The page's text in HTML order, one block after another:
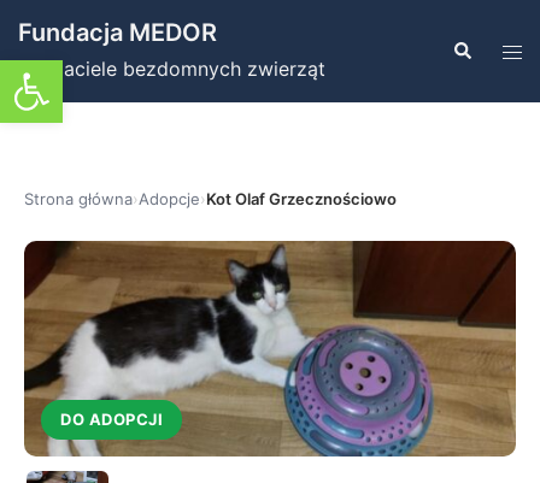
Otwórz pasek narzędzi
do
treści
Fundacja MEDOR
Przyjaciele bezdomnych zwierząt
Szukaj
Strona główna›Adopcje›Kot Olaf Grzecznościowo
DO ADOPCJI